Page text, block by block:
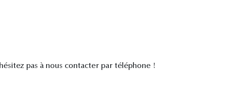
pas à nous contacter par téléphone !